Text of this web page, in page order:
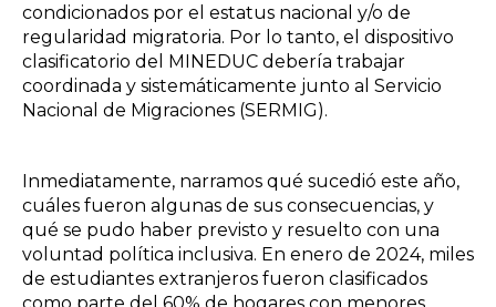
condicionados por el estatus nacional y/o de
regularidad migratoria. Por lo tanto, el dispositivo
clasificatorio del MINEDUC debería trabajar
coordinada y sistemáticamente junto al Servicio
Nacional de Migraciones (SERMIG).
Inmediatamente, narramos qué sucedió este año,
cuáles fueron algunas de sus consecuencias, y
qué se pudo haber previsto y resuelto con una
voluntad política inclusiva. En enero de 2024, miles
de estudiantes extranjeros fueron clasificados
como parte del 60% de hogares con menores